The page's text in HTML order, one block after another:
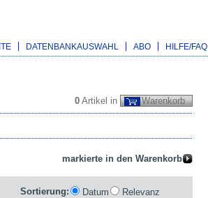
DATENBANKAUSWAHL ABO HILFE/FAQ
0 Artikel in Warenkorb
Sortierung: Datum
Relevanz